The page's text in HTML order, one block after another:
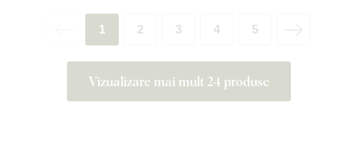
Vizualizare mai mult 24 produse
1 2 3 4 5